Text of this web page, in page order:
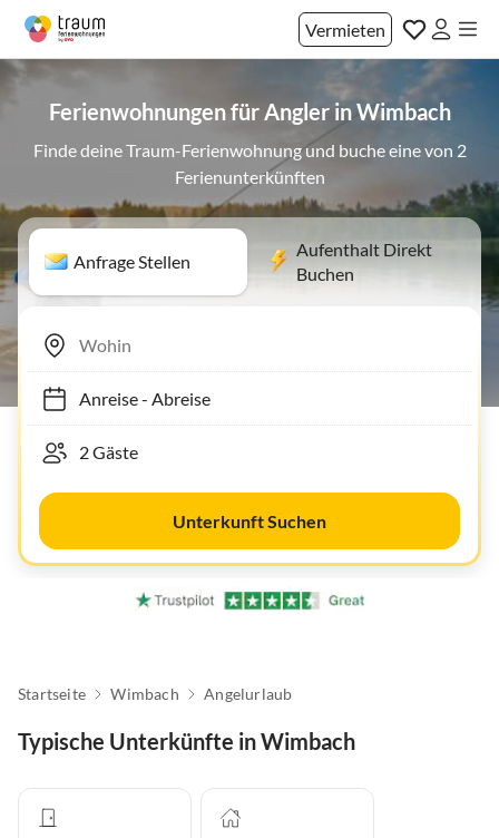
Vermieten
Ferienwohnungen für Angler in Wimbach
Finde deine Traum-Ferienwohnung und buche eine von 2
Ferienunterkünften
Anfrage Stellen
Aufenthalt Direkt
Buchen
Anreise- Abreise
Unterkunft Suchen
Startseite Wimbach Angelurlaub
Typische Unterkünfte in Wimbach